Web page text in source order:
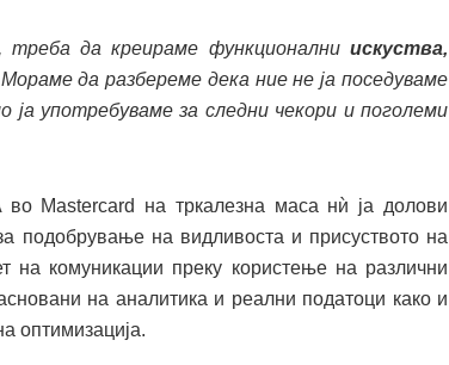
треба да креираме функционалниискуства,
да разбереме дека ние не ја поседуваме
употребуваме за следни чекори и поголеми
Mastercard на тркалезна маса нѝ ја долови
подобрување на видливоста и присуството на
на комуникации преку користење на различни
на аналитика и реални податоци како и
оптимизација.